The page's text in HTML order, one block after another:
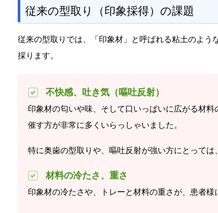
従来の型取り（印象採得）の課題
従来の型取りでは、「印象材」と呼ばれる粘土のよ
採ります。
不快感、吐き気（嘔吐反射）
印象材の匂いや味、そして口いっぱいに広がる材
催す方が非常に多くいらっしゃいました。
特に奥歯の型取りや、嘔吐反射が強い方にとっては
材料の冷たさ、重さ
印象材の冷たさや、トレーと材料の重さが、患者様